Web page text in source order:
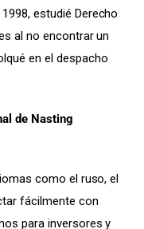
estudié Derecho
al no encontrar un
en el despacho
de Nasting
como el ruso, el
fácilmente con
para inversores y